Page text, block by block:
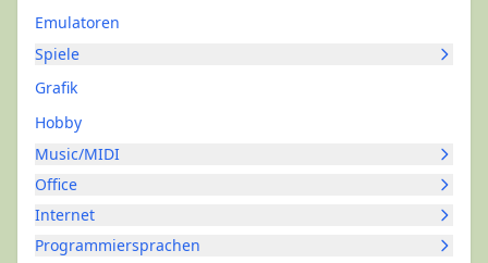
Emulatoren
Spiele
Grafik
Hobby
Music/MIDI
Office
Internet
Programmiersprachen